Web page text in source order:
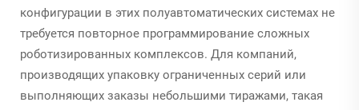
конфигурации в этих полуавтоматических системах не
требуется повторное программирование сложных
роботизированных комплексов. Для компаний,
производящих упаковку ограниченных серий или
выполняющих заказы небольшими тиражами, такая